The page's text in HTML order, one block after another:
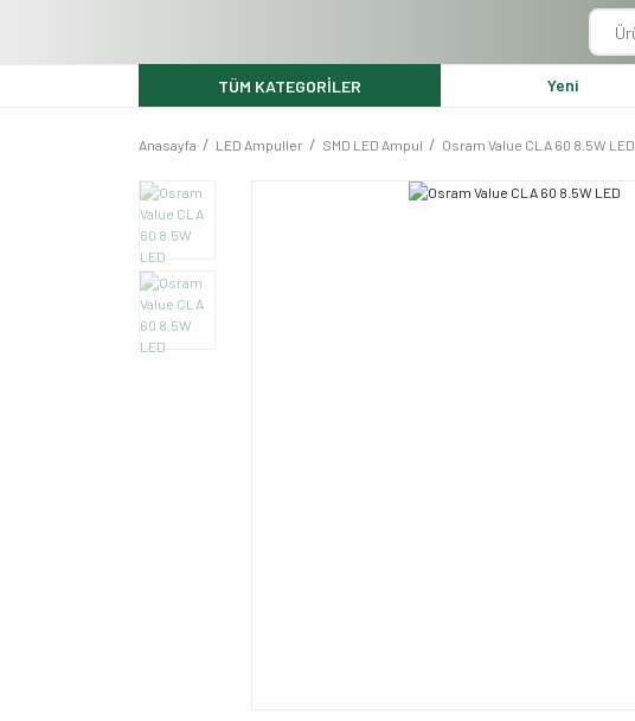
TÜM KATEGORİLER Yeni
Anasayfa LED Ampuller SMD LED Ampul Osram Value CLA 60 8.5W LED